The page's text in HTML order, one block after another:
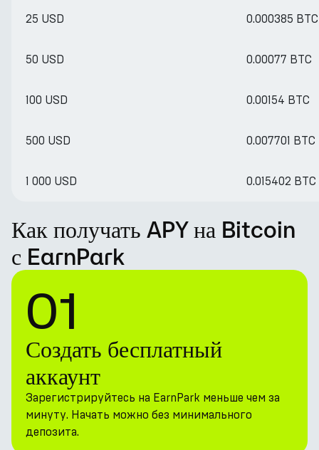
25 USD 0.000385 BTC
50 USD 0.00077 BTC
100 USD 0.00154 BTC
500 USD 0.007701 BTC
1 000 USD 0.015402 BTC
Как получать APY на Bitcoin
с EarnPark
01
Создать бесплатный
аккаунт
Зарегистрируйтесь на EarnPark меньше чем за
минуту. Начать можно без минимального
депозита.